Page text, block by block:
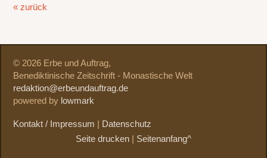
« zurück
© 2026 Erbe und Auftrag,
Benediktinische Zeitschrift - Monastische Welt
redaktion@erbeundauftrag.de
powered by lowmark
Kontakt / Impressum
Datenschutz
Seite drucken
Seitenanfang^